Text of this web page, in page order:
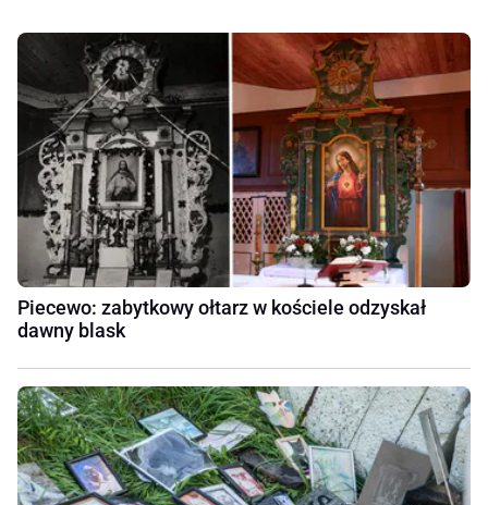
Piecewo: zabytkowy ołtarz w kościele odzyskał
dawny blask